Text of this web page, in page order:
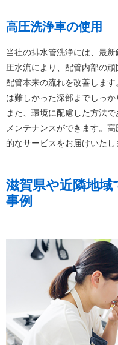
高圧洗浄車の使用
当社の排水管洗浄には、最
圧水流により、配管内部の頑
配管本来の流れを改善しま
は難しかった深部までしっか
また、環境に配慮した方法
メンテナンスができます。
的なサービスをお届けいたし
滋賀県や近隣地
事例